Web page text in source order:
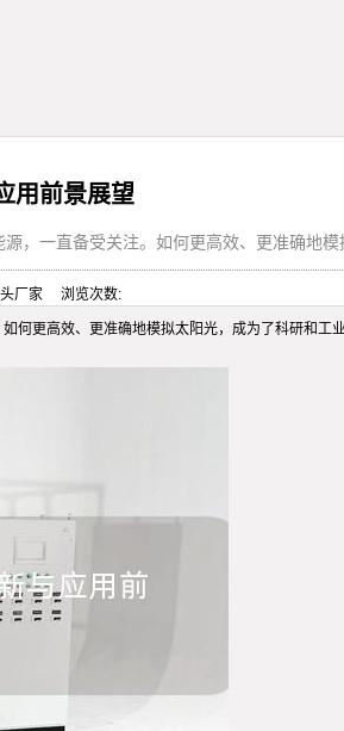
用前景展望
，一直备受关注。如何更高效、更准确地模
头厂家 浏览次数:
何更高效、更准确地模拟太阳光，成为了科研和工